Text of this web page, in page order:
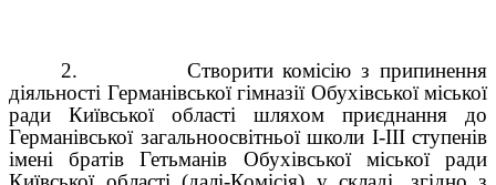
2.
Створити комісію з припинення
діяльності Германівської гімназії Обухівської міської
ради Київської області шляхом приєднання до
Германівської загальноосвітньої школи І-ІІІ ступенів
імені братів Гетьманів Обухівської міської ради